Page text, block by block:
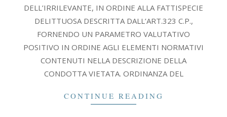
DELL’IRRILEVANTE, IN ORDINE ALLA FATTISPECIE
DELITTUOSA DESCRITTA DALL’ART.323 C.P.,
FORNENDO UN PARAMETRO VALUTATIVO
POSITIVO IN ORDINE AGLI ELEMENTI NORMATIVI
CONTENUTI NELLA DESCRIZIONE DELLA
CONDOTTA VIETATA. ORDINANZA DEL
CONTINUE READING